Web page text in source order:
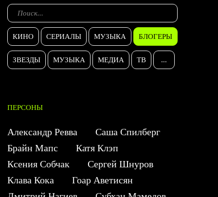
КИНО СЕРИАЛЫ МУЗЫКА БЛОГЕРЫ
ЗВЕЗДЫ МУЗЫКА МЕДИА ТВ ...
ПЕРСОНЫ
Александр Ревва
Саша Спилберг
Брайн Мапс
Катя Клэп
Ксения Собчак
Сергей Шнуров
Клава Кока
Гоар Аветисян